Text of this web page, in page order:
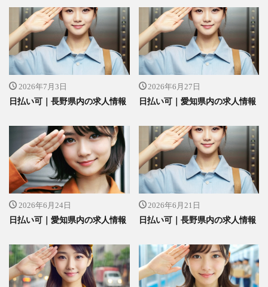
2026年7月3日
日払い可｜長野県内の求人情報
2026年6月27日
日払い可｜愛知県内の求人情報
2026年6月24日
日払い可｜愛知県内の求人情報
2026年6月21日
日払い可｜長野県内の求人情報